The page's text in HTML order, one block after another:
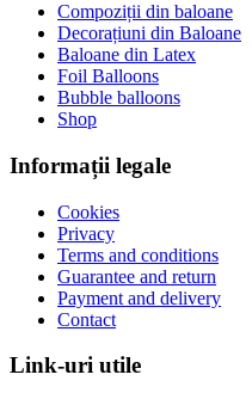
Compoziții din baloane
Decorațiuni din Baloane
Baloane din Latex
Foil Balloons
Bubble balloons
Shop
Informații legale
Cookies
Privacy
Terms and conditions
Guarantee and return
Payment and delivery
Contact
Link-uri utile